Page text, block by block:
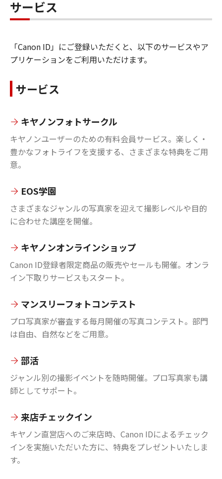
サービス
「Canon ID」にご登録いただくと、以下のサービスやア
プリケーションをご利用いただけます。
サービス
キヤノンフォトサークル
キヤノンユーザーのための有料会員サービス。楽しく・
豊かなフォトライフを支援する、さまざまな特典をご用
意。
EOS学園
さまざまなジャンルの写真家を迎えて撮影レベルや目的
に合わせた講座を開催。
キヤノンオンラインショップ
Canon ID登録者限定商品の販売やセールも開催。オンラ
イン下取りサービスもスタート。
マンスリーフォトコンテスト
プロ写真家が審査する毎月開催の写真コンテスト。部門
は自由、自然などをご用意。
部活
ジャンル別の撮影イベントを随時開催。プロ写真家も講
師としてサポート。
来店チェックイン
キヤノン直営店へのご来店時、Canon IDによるチェック
インを実施いただいた方に、特典をプレゼントいたしま
す。